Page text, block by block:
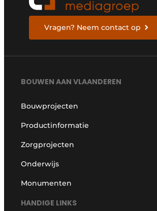
Vragen? Neem contact op
BOUWEN AAN VLAANDEREN
Bouwprojecten
Productinformatie
Zorgprojecten
Onderwijs
Monumenten
HANDIGE LINKS